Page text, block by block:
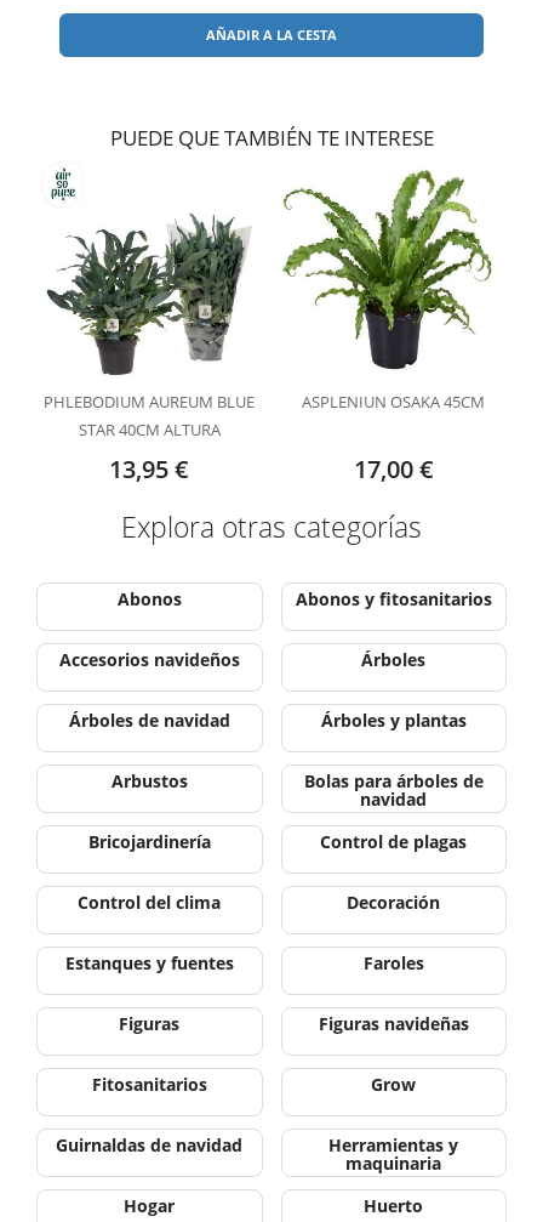
AÑADIR A LA CESTA
PUEDE QUE TAMBIÉN TE INTERESE
PHLEBODIUM AUREUM BLUE
STAR 40CM ALTURA
13,95 €
ASPLENIUN OSAKA 45CM
17,00 €
Explora otras categorías
Abonos Abonos y fitosanitarios
Accesorios navideños Árboles
Árboles de navidad Árboles y plantas
Arbustos Bolas para árboles de
navidad
Bricojardinería
Control de plagas
Control del clima Decoración
Estanques y fuentes Faroles
Figuras Figuras navideñas
Fitosanitarios Grow
Guirnaldas de navidad Herramientas y
maquinaria
Hogar
Huerto